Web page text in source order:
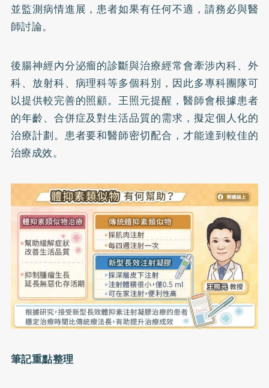
並監測病情進展，患者如果有任何不適，請務必與醫
師討論。
後腸神經內分泌瘤的診斷與治療經常會牽涉內科、外
科、放射科、病理科等多個科別，因此多專科團隊可
以提供較完善的照顧。王照元提醒，醫師會根據患者
的年齡、合併症及對生活品質的需求，擬定個人化的
治療計劃。患者要和醫師密切配合，才能達到較佳的
治療成效。
筆記重點整理